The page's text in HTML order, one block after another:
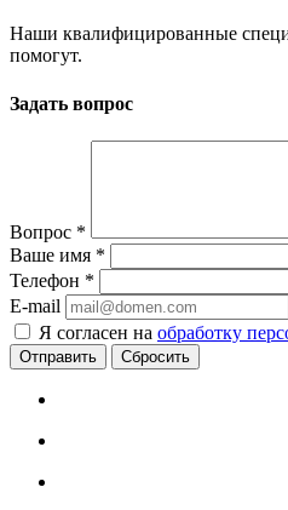
Наши квалифицированные
помогут.
Задать вопрос
Вопрос *
Ваше имя *
Телефон *
E-mail
Я согласен на обработку
Сбросить